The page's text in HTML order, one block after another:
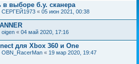
выборе б.у. сканера
СЕРГЕЙ1973 « 05 июн 2021, 00:38
oigen « 04 май 2020, 17:16
для Xbox 360 и One
OBN_RacerMan « 19 мар 2020, 19:47